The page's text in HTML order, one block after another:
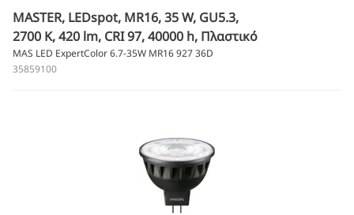
MASTER, LEDspot, MR16, 35 W, GU5.3,
2700 K, 420 lm, CRI 97, 40000 h, Πλαστικό
MAS LED ExpertColor 6.7-35W MR16 927 36D
35859100